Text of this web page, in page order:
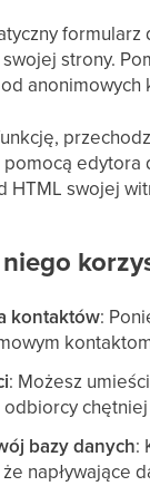
strony.
anonimowych
HTML swojej
kontaktów:
: Możesz
bazy danych: